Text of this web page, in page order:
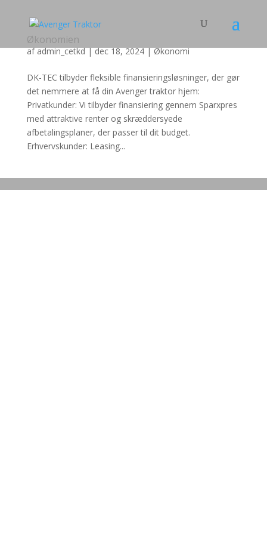
Økonomien
afadmin_cetkd|dec 18, 2024|Økonomi
DK-TEC tilbyder fleksible finansieringsløsninger, der gør
det nemmere at få din Avenger traktor hjem:
Privatkunder: Vi tilbyder finansiering gennem Sparxpres
med attraktive renter og skræddersyede
afbetalingsplaner, der passer til dit budget.
Erhvervskunder: Leasing...